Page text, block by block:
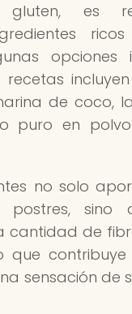
es
opciones
recetas
de coco,
puro en
no solo
sino
cantidad de
que
sensación de